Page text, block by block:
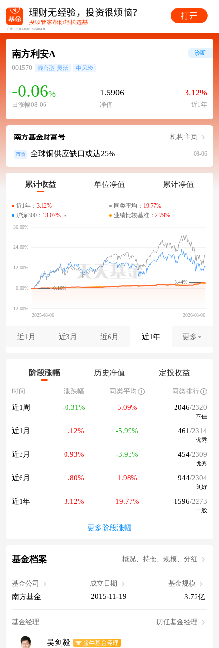
南方利安A
001570 混合型-灵活 中风险
-0.06%
日涨幅08-06
1.5906
净值
3.12%
近1年
诊断
南方基金财富号 机构主页
市场 全球铜供应缺口或达25% 08-06
累计收益 单位净值 累计净值
近1年： 3.12% 同类平均： 19.77%
沪深300： 13.07% 业绩比较基准： 2.79%
-0.16%
3.44%
近1月 近3月 近6月 近1年 更多
阶段涨幅 历史净值 定投收益
时间 涨跌幅 同类平均 同类排行
近1周 -0.31% 5.09% 2046/2320
不佳
近1月 1.12% -5.99% 461/2314
优秀
近3月 0.93% -3.93% 454/2309
优秀
近6月 1.80% 1.98% 944/2304
良好
近1年 3.12% 19.77% 1596/2273
一般
更多阶段涨幅
基金档案 概况、持仓、规模、分红
基金公司
南方基金
成立日期
2015-11-19
基金规模
3.72亿
基金经理 历任基金经理
吴剑毅